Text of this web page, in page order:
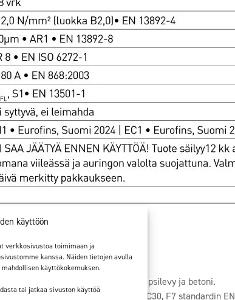
käyttöön
verkkosivustoa toimimaan ja
kanssa. Näiden tietojen avulla
käyttökokemuksen.
tai jatkaa sivuston käyttöä
voi olla mm. lastulevy, kipsilevy ja betoni.
Tasoitteen lujuus vähintään C30, F7 standardin EN